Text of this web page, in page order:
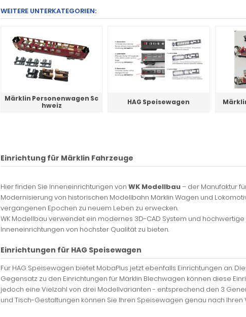
WEITERE UNTERKATEGORIEN:
Märklin Personenwagen Sc
hweiz
HAG Speisewagen
Einrichtung für Märklin Fahrzeuge
Hier finden Sie Inneneinrichtungen von WK Modellbau– der Manufaktur
Modernisierung von historischen Modellbahn Märklin Wagen und
vergangenen Epochen zu neuem Leben zu erwecken.
WK Modellbau verwendet ein modernes 3D-CAD System und
Inneneinrichtungen von höchster Qualität zu bieten.
Einrichtungen für HAG Speisewagen
Für HAG Speisewagen bietet MobaPlus jetzt ebenfalls Einrichtungen an.
Gegensatz zu den Einrichtungen für Märklin Blechwagen können diese
jedoch eine Vielzahl von drei Modellvarianten - entsprechend den 3
und Tisch-Gestaltungen können Sie Ihren Speisewagen genau nach